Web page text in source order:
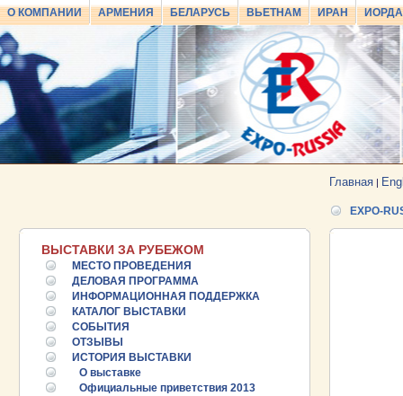
О КОМПАНИИ АРМЕНИЯ БЕЛАРУСЬ ВЬЕТНАМ ИРАН
Главная |
ВЫСТАВКИ ЗА РУБЕЖОМ
МЕСТО ПРОВЕДЕНИЯ
ДЕЛОВАЯ ПРОГРАММА
ИНФОРМАЦИОННАЯ ПОДДЕРЖКА
КАТАЛОГ ВЫСТАВКИ
СОБЫТИЯ
ОТЗЫВЫ
ИСТОРИЯ ВЫСТАВКИ
О выставке
Официальные приветствия 2013
EXPO-